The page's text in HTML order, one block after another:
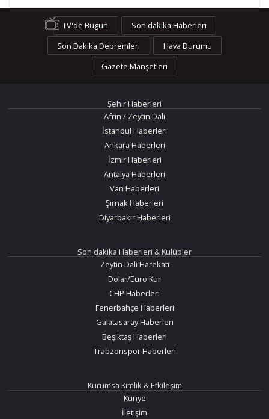
TV'de Bugün
Son dakika Haberleri
Son Dakika Depremleri
Hava Durumu
Gazete Manşetleri
Şehir Haberleri
Afrin / Zeytin Dalı
İstanbul Haberleri
Ankara Haberleri
İzmir Haberleri
Antalya Haberleri
Van Haberleri
Şırnak Haberleri
Diyarbakır Haberleri
Son dakika Haberleri & Kulüpler
Zeytin Dalı Harekatı
Dolar/Euro Kur
CHP Haberleri
Fenerbahçe Haberleri
Galatasaray Haberleri
Beşiktaş Haberleri
Trabzonspor Haberleri
Kurumsa Kimlik & Etkileşim
Künye
İletişim